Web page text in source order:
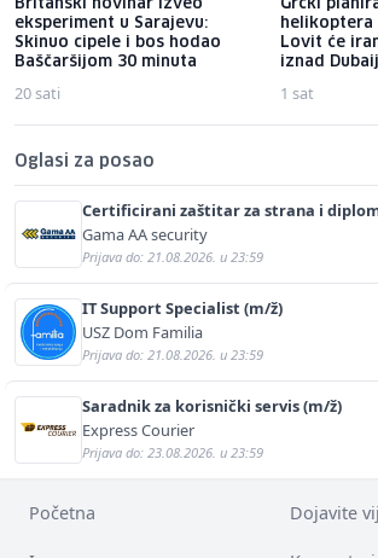
Britanski novinar izveo
eksperiment u Sarajevu:
Skinuo cipele i bos hodao
Baščaršijom 30 minuta
20 sati
Grčki
helikoptera
Lovit će
iznad
1 sat
Oglasi za posao
Certificirani zaštitar za strana i
predstavništva (m/ž)
Gama AA security
Prijava do: 21.08.2026. u 23:59
IT Support Specialist (m/ž)
USZ Dom Familia
Prijava do: 21.08.2026. u 23:59
Saradnik za korisnički servis (m/ž)
Express Courier
Prijava do: 23.08.2026. u 23:59
Početna Dojavite